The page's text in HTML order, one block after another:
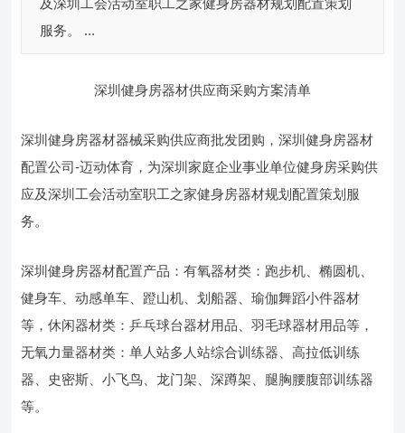
及深圳工会活动室职工之家健身房器材规划配置策划
服务。 ...
深圳健身房器材供应商采购方案清单
深圳健身房器材器械采购供应商批发团购，深圳健身房器材
配置公司-迈动体育，为深圳家庭企业事业单位健身房采购供
应及深圳工会活动室职工之家健身房器材规划配置策划服
务。
深圳健身房器材配置产品：有氧器材类：跑步机、椭圆机、
健身车、动感单车、蹬山机、划船器、瑜伽舞蹈小件器材
等，休闲器材类：乒乓球台器材用品、羽毛球器材用品等，
无氧力量器材类：单人站多人站综合训练器、高拉低训练
器、史密斯、小飞鸟、龙门架、深蹲架、腿胸腰腹部训练器
等。